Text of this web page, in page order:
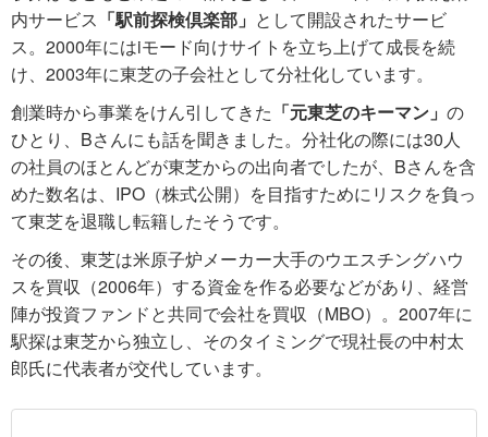
内サービス 「駅前探検倶楽部」 として開設されたサービ
ス。2000年にはiモード向けサイトを立ち上げて成長を続
け、2003年に東芝の子会社として分社化しています。
創業時から事業をけん引してきた 「元東芝のキーマン」 の
ひとり、Bさんにも話を聞きました。分社化の際には30人
の社員のほとんどが東芝からの出向者でしたが、Bさんを含
めた数名は、IPO（株式公開）を目指すためにリスクを負っ
て東芝を退職し転籍したそうです。
その後、東芝は米原子炉メーカー大手のウエスチングハウ
スを買収（2006年）する資金を作る必要などがあり、経営
陣が投資ファンドと共同で会社を買収（MBO）。2007年に
駅探は東芝から独立し、そのタイミングで現社長の中村太
郎氏に代表者が交代しています。